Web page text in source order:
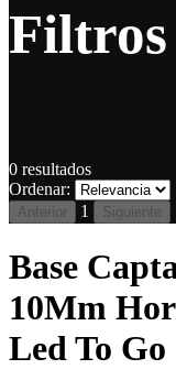
Filtros
0 resultados
Ordenar:
Anterior 1 Siguiente
Base
10Mm
Led To Go